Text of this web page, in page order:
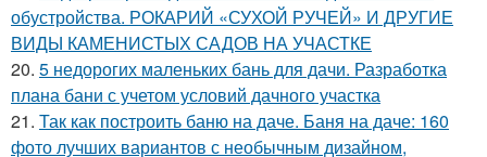
обустройства. РОКАРИЙ «СУХОЙ РУЧЕЙ» И ДРУГИЕ
ВИДЫ КАМЕНИСТЫХ САДОВ НА УЧАСТКЕ
20. 5 недорогих маленьких бань для дачи. Разработка
плана бани с учетом условий дачного участка
21. Так как построить баню на даче. Баня на даче: 160
фото лучших вариантов с необычным дизайном,